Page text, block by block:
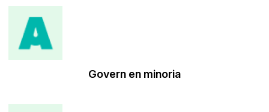
Govern en minoria